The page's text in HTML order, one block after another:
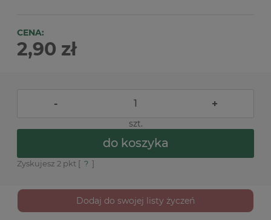
CENA:
2,90 zł
- +
szt.
do koszyka
Zyskujesz 2 pkt [ ? ]
Dodaj do swojej listy życzeń